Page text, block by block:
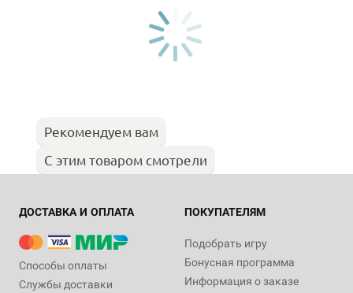
Рекомендуем вам
С этим товаром смотрели
ДОСТАВКА И ОПЛАТА
Способы оплаты
Службы доставки
ПОКУПАТЕЛЯМ
Подобрать игру
Бонусная программа
Информация о заказе